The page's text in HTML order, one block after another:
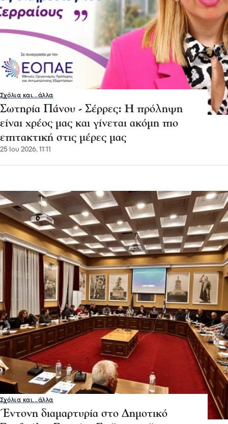
Σχόλια και...άλλα
Σωτηρία Πάνου - Σέρρες: Η πρόληψη
είναι χρέος μας και γίνεται ακόμη πιο
επιτακτική στις μέρες μας
25 Ιου 2026, 11:11
Σχόλια και...άλλα
Έντονη διαμαρτυρία στο Δημοτικό